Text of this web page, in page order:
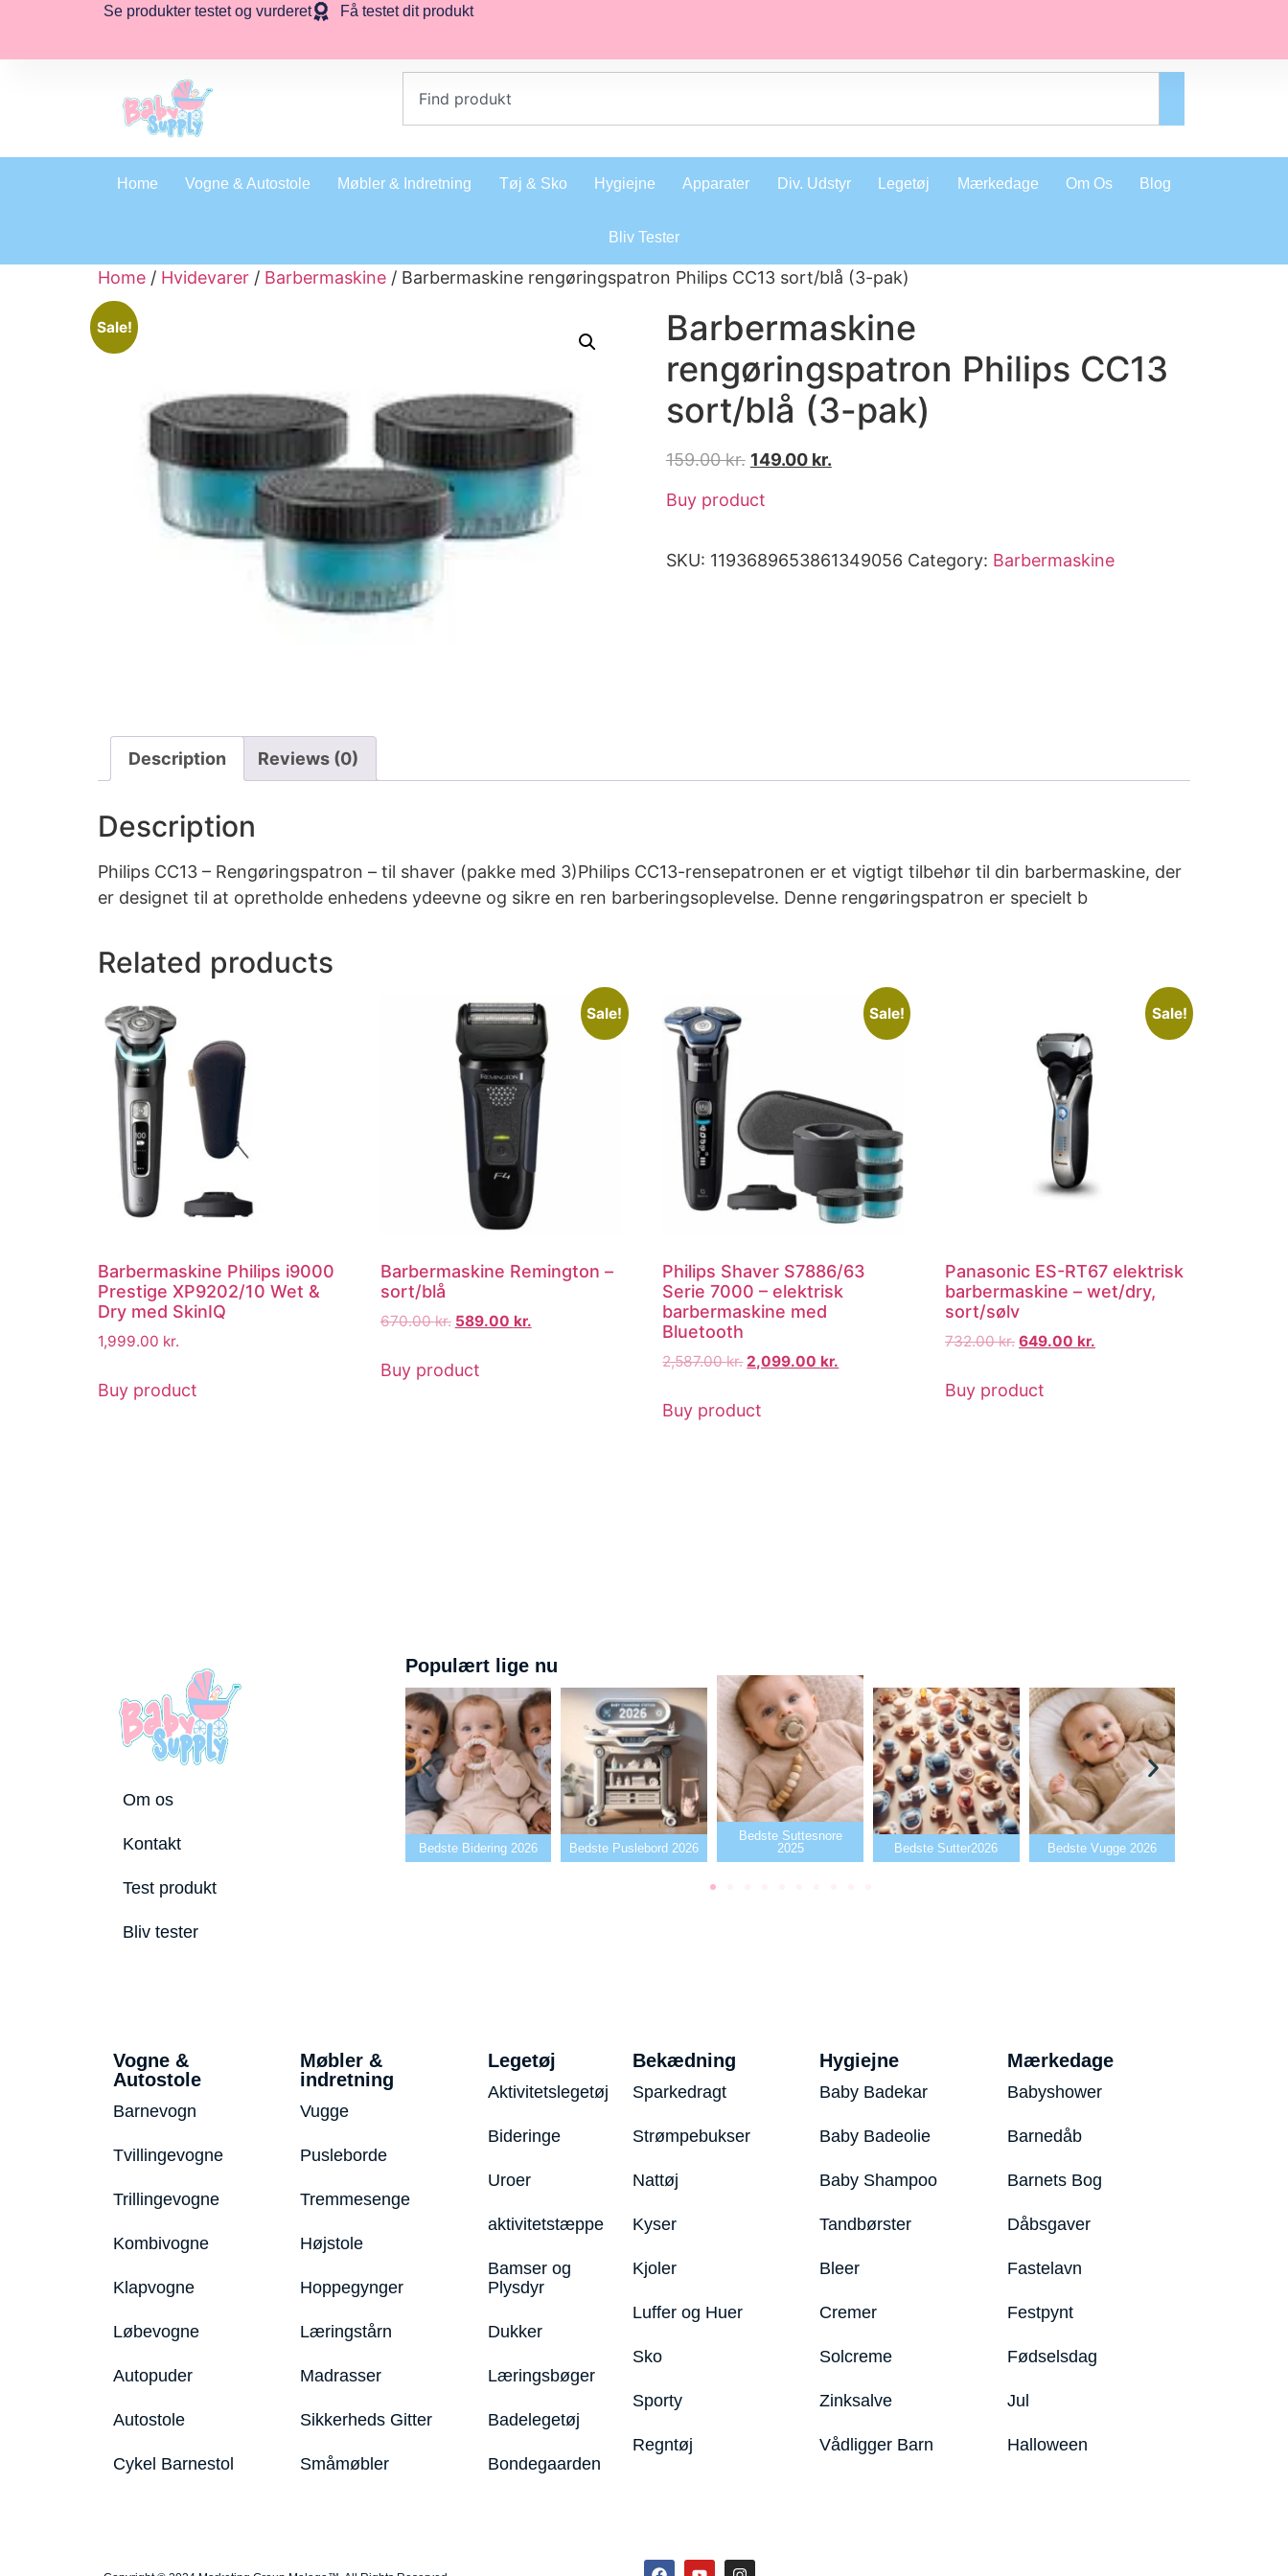
Se produkter testet og vurderet Få testet dit produkt
Home Vogne & Autostole Møbler & Indretning Tøj & Sko Hygiejne Apparater Div. Udstyr Legetøj Mærkedage Om Os Blog
Bliv Tester
Home / Hvidevarer / Barbermaskine / Barbermaskine rengøringspatron Philips CC13 sort/blå (3-pak)
Sale!
Barbermaskine
rengøringspatron Philips CC13
sort/blå (3-pak)
159.00kr. 149.00 kr.
Buy product
SKU: 1193689653861349056 Category: Barbermaskine
Description Reviews (0)
Description
Philips CC13 – Rengøringspatron – til shaver (pakke med 3)Philips CC13-rensepatronen er et vigtigt tilbehør til din barbermaskine, der
er designet til at opretholde enhedens ydeevne og sikre en ren barberingsoplevelse. Denne rengøringspatron er specielt b
Related products
Barbermaskine Philips i9000
Prestige XP9202/10 Wet &
Dry med SkinIQ
1,999.00 kr.
Buy product
Sale!
Barbermaskine Remington –
sort/blå
670.00kr. 589.00 kr.
Buy product
Sale!
Philips Shaver S7886/63
Serie 7000 – elektrisk
barbermaskine med
Bluetooth
2,587.00kr. 2,099.00 kr.
Buy product
Sale!
Panasonic ES-RT67 elektrisk
barbermaskine – wet/dry,
sort/sølv
732.00kr. 649.00 kr.
Buy product
Om os
Kontakt
Test produkt
Bliv tester
Populært lige nu
Bedste tremmeseng
2026
Bedste Bidering 2026 Bedste Puslebord 2026
Bedste Suttesnore
Bedste Sutter2026 Bedste Vugge 2026
Bedste Babyalarm
Vogne &
Autostole
Barnevogn
Tvillingevogne
Trillingevogne
Kombivogne
Klapvogne
Løbevogne
Autopuder
Autostole
Cykel Barnestol
Møbler &
indretning
Vugge
Pusleborde
Tremmesenge
Højstole
Hoppegynger
Læringstårn
Madrasser
Sikkerheds Gitter
Småmøbler
Legetøj
Aktivitetslegetøj
Bideringe
Uroer
aktivitetstæppe
Bamser og
Plysdyr
Dukker
Læringsbøger
Badelegetøj
Bondegaarden
Bekædning
Sparkedragt
Strømpebukser
Nattøj
Kyser
Kjoler
Luffer og Huer
Sko
Sporty
Regntøj
Hygiejne
Baby Badekar
Baby Badeolie
Baby Shampoo
Tandbørster
Bleer
Cremer
Solcreme
Zinksalve
Vådligger Barn
Mærkedage
Babyshower
Barnedåb
Barnets Bog
Dåbsgaver
Fastelavn
Festpynt
Fødselsdag
Jul
Halloween